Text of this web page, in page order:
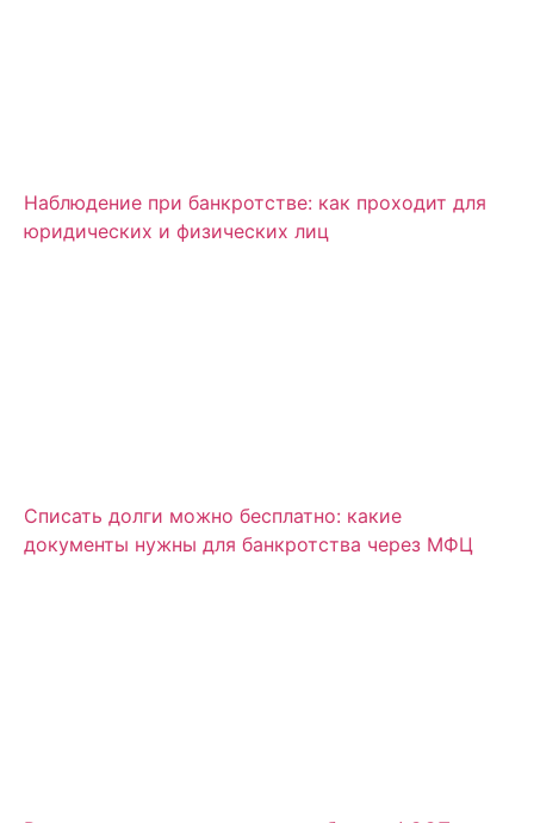
Наблюдение при банкротстве: как проходит для
юридических и физических лиц
Списать долги можно бесплатно: какие
документы нужны для банкротства через МФЦ